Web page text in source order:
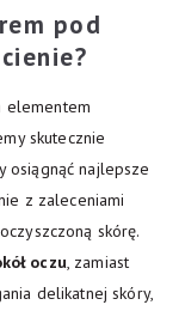
pod
elementem
skutecznie
osiągnąć najlepsze
z zaleceniami
skórę.
oczu, zamiast
delikatnej skóry,